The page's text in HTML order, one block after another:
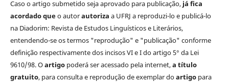
Caso o artigo submetido seja aprovado para publicação, já fica
acordado queo autorautoriza a UFRJ a reproduzi-lo e publicá-lo
na Diadorim: Revista de Estudos Linguísticos e Literários,
entendendo-se os termos "reprodução" e "publicação" conforme
definição respectivamente dos incisos VI e I do artigo 5° da Lei
9610/98. Oartigopoderá ser acessado pela internet,a título
gratuito, para consulta e reprodução de exemplar doartigopara